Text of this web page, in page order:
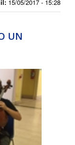
15/05/2017 - 15:28
UN